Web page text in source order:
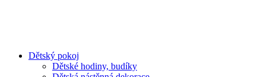
Dětský pokoj
Dětské hodiny, budíky